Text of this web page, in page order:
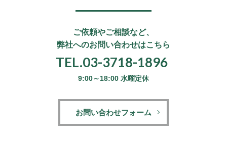
ご依頼やご相談など、
弊社へのお問い合わせはこちら
TEL.03-3718-1896
9:00～18:00 水曜定休
お問い合わせフォーム